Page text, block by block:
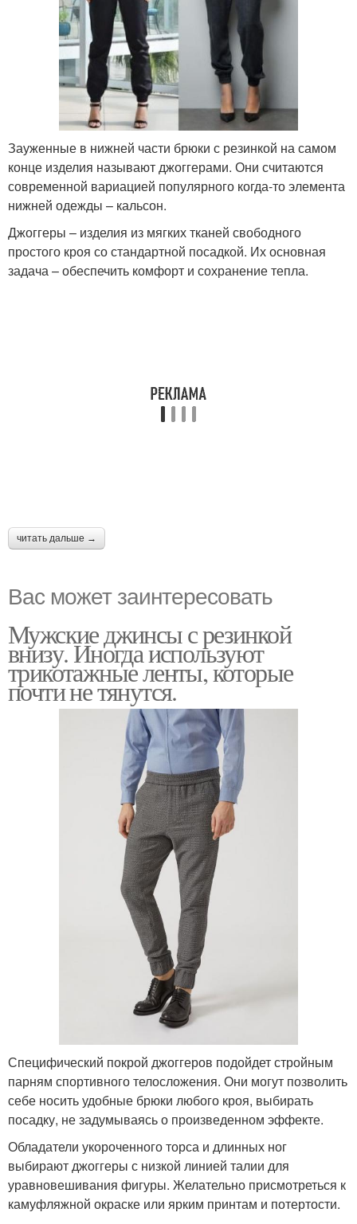
Зауженные в нижней части брюки с резинкой на самом
конце изделия называют джоггерами. Они считаются
современной вариацией популярного когда-то элемента
нижней одежды – кальсон.
Джоггеры – изделия из мягких тканей свободного
простого кроя со стандартной посадкой. Их основная
задача – обеспечить комфорт и сохранение тепла.
читать дальше →
Вас может заинтересовать
Мужские джинсы с резинкой
внизу. Иногда используют
трикотажные ленты, которые
почти не тянутся.
Специфический покрой джоггеров подойдет стройным
парням спортивного телосложения. Они могут позволить
себе носить удобные брюки любого кроя, выбирать
посадку, не задумываясь о произведенном эффекте.
Обладатели укороченного торса и длинных ног
выбирают джоггеры с низкой линией талии для
уравновешивания фигуры. Желательно присмотреться к
камуфляжной окраске или ярким принтам и потертости.